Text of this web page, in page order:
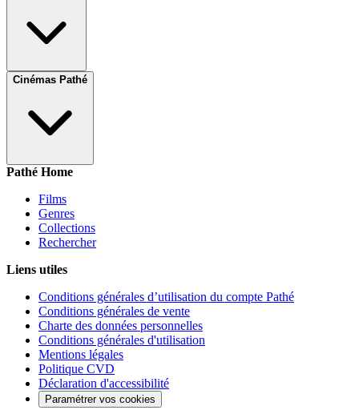
Cinémas Pathé
Pathé Home
Films
Genres
Collections
Rechercher
Liens utiles
Conditions générales d’utilisation du compte Pathé
Conditions générales de vente
Charte des données personnelles
Conditions générales d'utilisation
Mentions légales
Politique CVD
Déclaration d'accessibilité
Paramétrer vos cookies